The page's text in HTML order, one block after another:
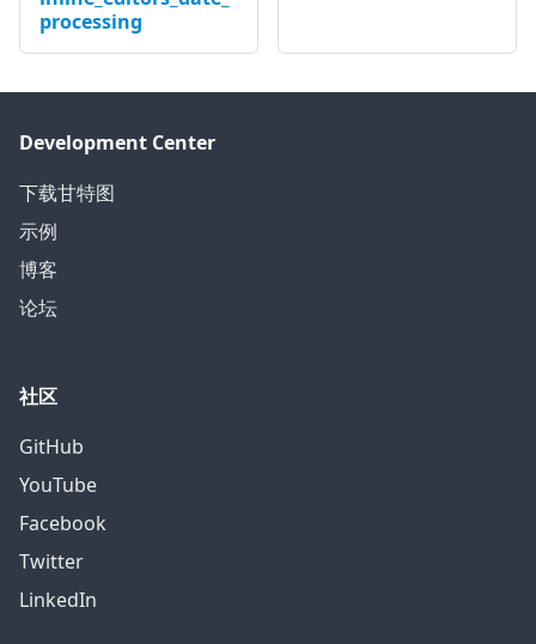
processing
Development Center
下载甘特图
示例
博客
论坛
社区
GitHub
YouTube
Facebook
Twitter
LinkedIn